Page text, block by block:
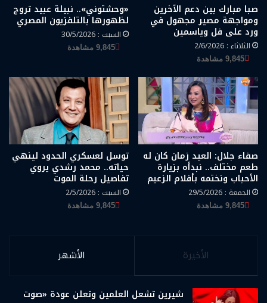
صبا مبارك بين دعم الآخرين
ومواجهة مصير مجهول في
ورد على فل وياسمين
الثلاثاء : 2/6/2026
9,845 مشاهدة
«وحشتوني».. نبيلة عبيد تروج
لظهورها بالتلفزيون المصري
السبت : 30/5/2026
9,845 مشاهدة
صفاء جلال: العيد زمان كان له
طعم مختلف.. نبدأه بزيارة
الأحباب ونختمه بأفلام الزعيم
الجمعة : 29/5/2026
9,845 مشاهدة
توسل لعسكري الحدود لينهي
حياته.. محمد رشدي يروي
تفاصيل رحلة الموت
السبت : 2/5/2026
9,845 مشاهدة
الأخيرة الأشهر
شيرين تشعل العلمين وتعلن عودة «صوت